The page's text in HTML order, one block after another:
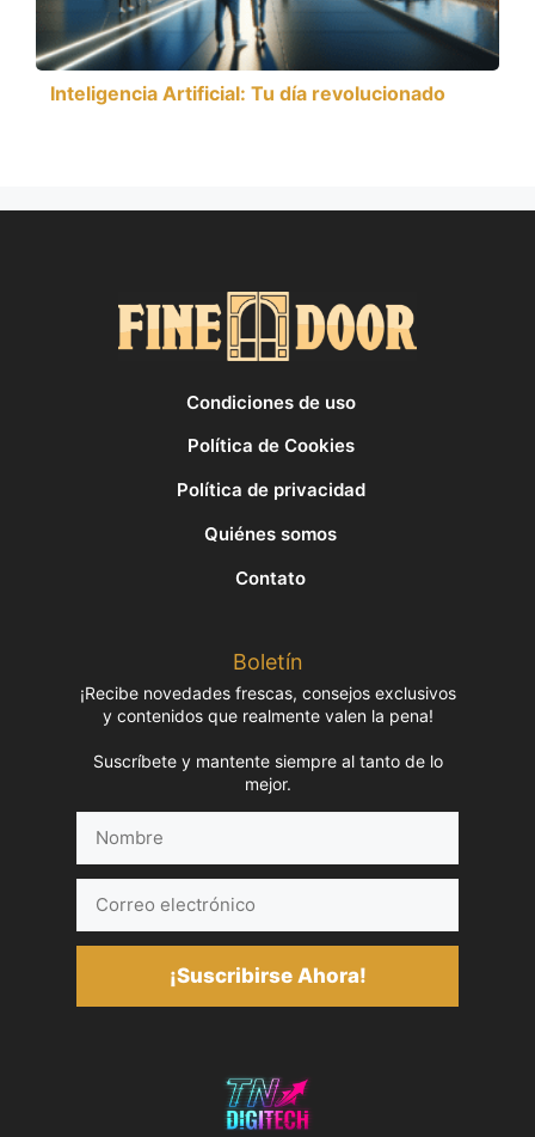
Inteligencia Artificial: Tu día revolucionado
Condiciones de uso
Política de Cookies
Política de privacidad
Quiénes somos
Contato
Boletín
¡Recibe novedades frescas, consejos exclusivos
y contenidos que realmente valen la pena!
Suscríbete y mantente siempre al tanto de lo
mejor.
electrónico
¡Suscribirse Ahora!